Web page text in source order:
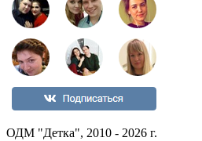
ОДМ "Детка", 2010 - 2026 г.